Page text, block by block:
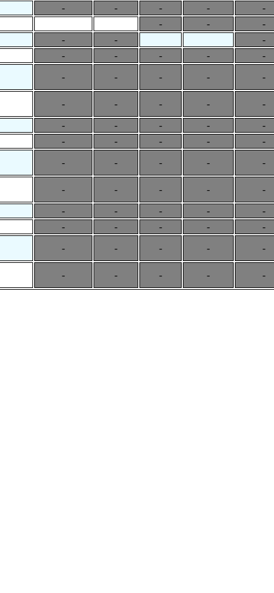
- - - -
-
- -
-
- -
-
- - - -
-
- - - - -
- - - - -
- - - -
-
- - - -
-
- - - - -
- - - - -
- - - -
-
- - - -
-
- - - - -
- - - - -